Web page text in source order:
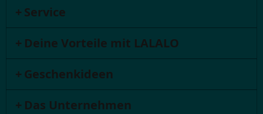
Service
Deine Vorteile mit LALALO
Geschenkideen
Das Unternehmen